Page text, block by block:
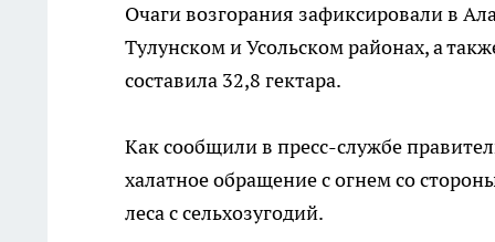
Очаги возгорания зафиксировали в
Тулунском и Усольском районах, а
составила 32,8 гектара.
Как сообщили в пресс-службе
халатное обращение с огнем со
леса с сельхозугодий.